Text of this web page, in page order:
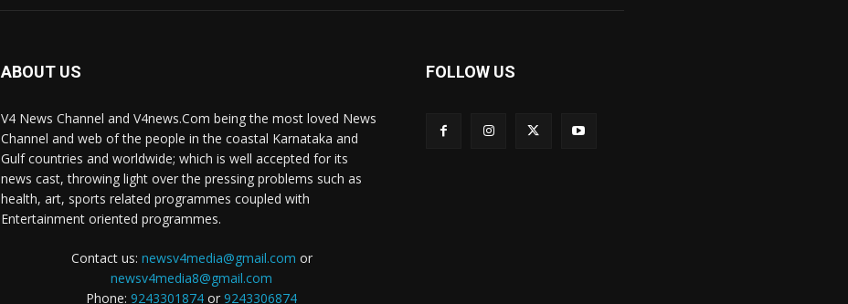
ABOUT US
V4 News Channel and V4news.Com being the most loved News
Channel and web of the people in the coastal Karnataka and
Gulf countries and worldwide; which is well accepted for its
news cast, throwing light over the pressing problems such as
health, art, sports related programmes coupled with
Entertainment oriented programmes.
Contact us: newsv4media@gmail.com or
newsv4media8@gmail.com
Phone: 9243301874 or 9243306874
FOLLOW US